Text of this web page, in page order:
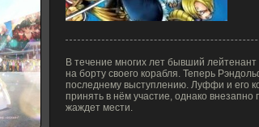
В течение многих лет бывший
на борту своего корабля. Теперь
последнему выступлению. Луффи и его
принять в нём участие, однако
жаждет мести.